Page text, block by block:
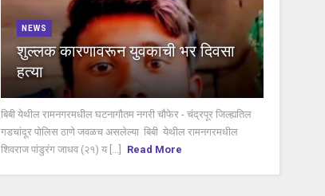
NEWS
शुल्लक कारणावरून युवकाची भर दिवसा
हत्या
बिबी येथील रामनगरमधील घटनागौतम नगरी चौफेर - चंद्रपूर जिल्ह्यतिल
गडचांदूर पोलिस ठाणे जवळच असलेल्या बिबी येथील रामनगरमधील
शिवराज पांडुरंग जाधव (२१) य [...]
Read More